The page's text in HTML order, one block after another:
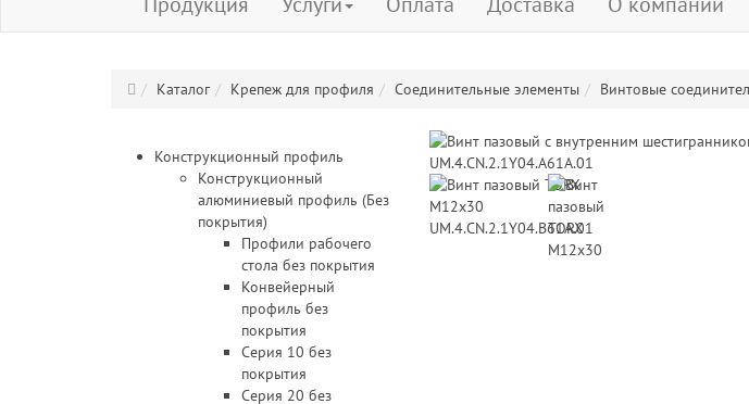
Каталог Крепеж для профиля Соединительные элементы Винтовые
Конструкционный профиль
Конструкционный
алюминиевый профиль (Без
покрытия)
Профили рабочего
стола без покрытия
Конвейерный
профиль без
покрытия
Серия 10 без
покрытия
Серия 20 без